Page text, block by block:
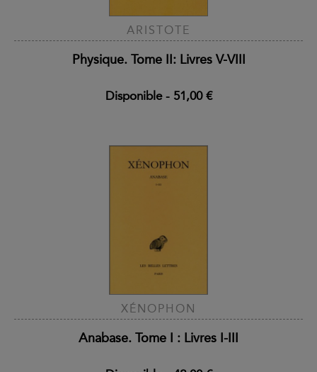
ARISTOTE
Physique. Tome II: Livres V-VIII
Disponible- 51,00 €
XÉNOPHON
Anabase. Tome I : Livres I-III